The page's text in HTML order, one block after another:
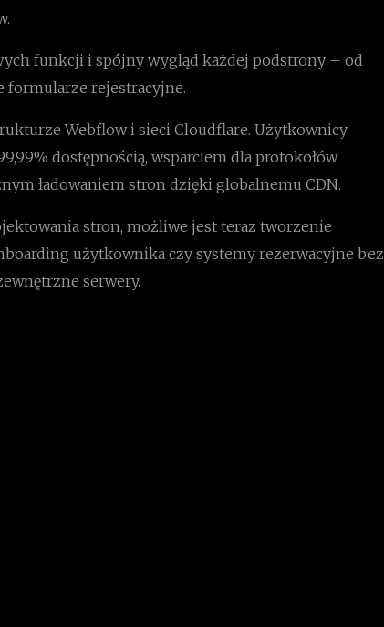
funkcji i spójny wygląd każdej podstrony – od
formularze rejestracyjne.
Webflow i sieci Cloudflare. Użytkownicy
dostępnością, wsparciem dla protokołów
ładowaniem stron dzięki globalnemu CDN.
stron, możliwe jest teraz tworzenie
użytkownika czy systemy rezerwacyjne bez
serwery.